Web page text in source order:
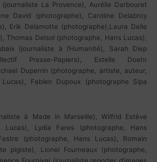
(journaliste La Provence), Aurélie Darbouret
David (photographe), Caroline Delabroy
Erik Delamotte (photographe),Laura Delle
Thomas Delsol (photographe, Hans Lucas),
(journaliste à l’Humanité), Sarah Diep
Presse-Papiers), Estelle Doehr
Duperrin (photographe, artiste, auteur,
Fabien Dupoux (photographe Sipa
à Made in Marseille), Wilfrid Estève
Lucas), Lydia Fares (photographe, Hans
(photographe, Hans Lucas), Romain
pigiste), Lionel Fourneaux (photographe,